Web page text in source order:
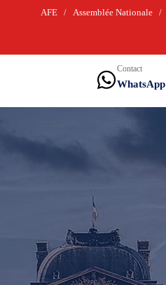
AFE/ Assemblée Nationale/
Contact
WhatsApp